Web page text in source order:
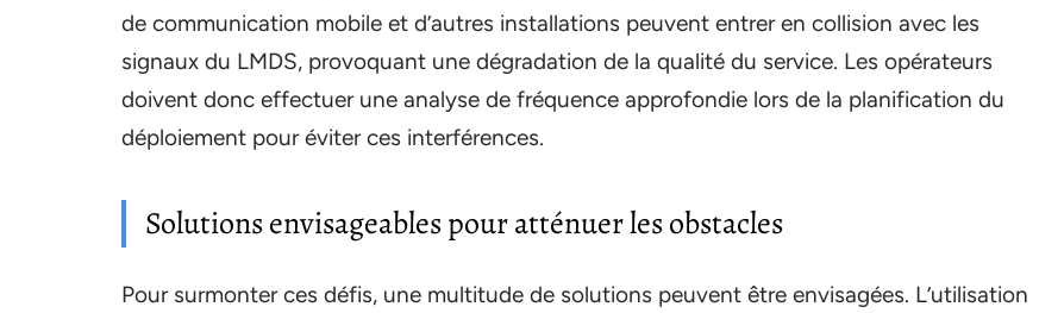
de communication mobile et d’autres installations peuvent entrer en collision avec les
signaux du LMDS, provoquant une dégradation de la qualité du service. Les opérateurs
doivent donc effectuer une analyse de fréquence approfondie lors de la planification du
déploiement pour éviter ces interférences.
Solutions envisageables pour atténuer les obstacles
Pour surmonter ces défis, une multitude de solutions peuvent être envisagées. L’utilisation